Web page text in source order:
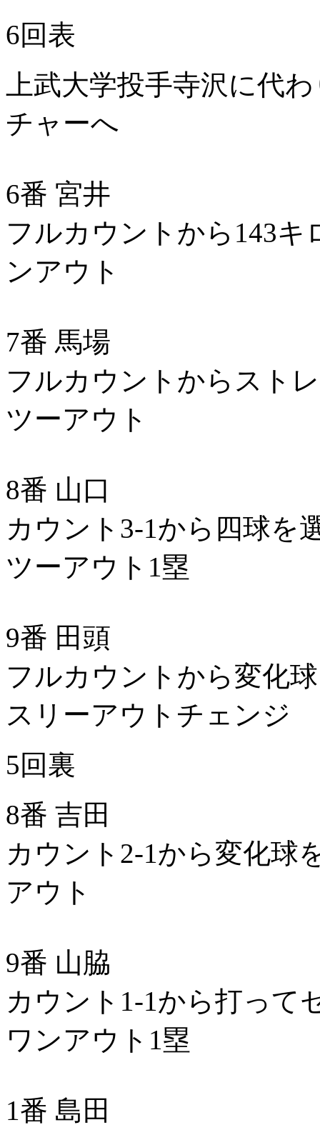
6回表
上武大学投手寺沢に代
チャーへ
6番 宮井
フルカウントから143
ンアウト
7番 馬場
フルカウントからスト
ツーアウト
8番 山口
カウント3-1から四球を
ツーアウト1塁
9番 田頭
フルカウントから変化
スリーアウトチェンジ
5回裏
8番 吉田
カウント2-1から変化球
アウト
9番 山脇
カウント1-1から打って
ワンアウト1塁
1番 島田